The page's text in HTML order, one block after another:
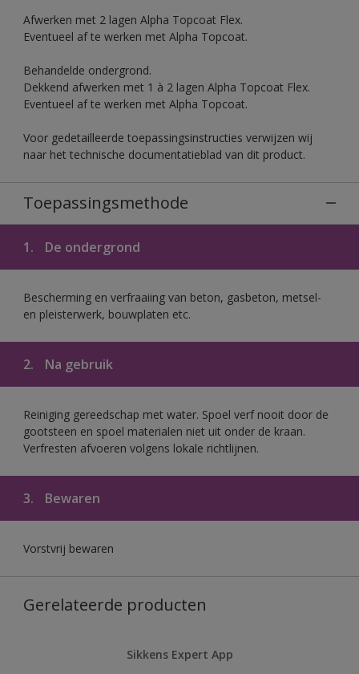
Afwerken met 2 lagen Alpha Topcoat Flex.
Eventueel af te werken met Alpha Topcoat.
Behandelde ondergrond.
Dekkend afwerken met 1 à 2 lagen Alpha Topcoat Flex.
Eventueel af te werken met Alpha Topcoat.
Voor gedetailleerde toepassingsinstructies verwijzen wij
naar het technische documentatieblad van dit product.
Toepassingsmethode
1. De ondergrond
Bescherming en verfraaiing van beton, gasbeton, metsel-
en pleisterwerk, bouwplaten etc.
2. Na gebruik
Reiniging gereedschap met water. Spoel verf nooit door de
gootsteen en spoel materialen niet uit onder de kraan.
Verfresten afvoeren volgens lokale richtlijnen.
3. Bewaren
Vorstvrij bewaren
Gerelateerde producten
Sikkens Expert App